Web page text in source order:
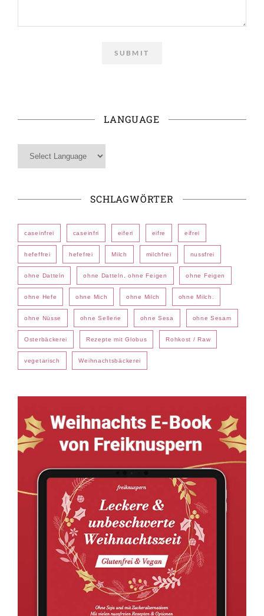
LANGUAGE
SCHLAGWÖRTER
caseinfrei caseinfri eiferi eifre eifrei
hefeffrei hefefrei Milch milchfrei nussfrei
ohne Datteln ohne Datteln. ohne Feigen ohne Feigen
ohne Hefe ohne Mich ohne Milch ohne Milch.
ohne Nüsse ohne Sellerie ohne Sesa ohne Sesam
Osterbäckerei Rezepte mit Globus Rohkost / Raw
vegetarisch Weihnachtsbäckerei